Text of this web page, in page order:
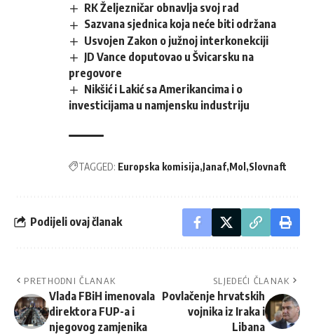
RK Željezničar obnavlja svoj rad
Sazvana sjednica koja neće biti održana
Usvojen Zakon o južnoj interkonekciji
JD Vance doputovao u Švicarsku na
pregovore
Nikšić i Lakić sa Amerikancima i o
investicijama u namjensku industriju
TAGGED: Europska komisija Janaf Mol Slovnaft
Podijeli ovaj članak
PRETHODNI ČLANAK
Vlada FBiH imenovala
direktora FUP-a i
njegovog zamjenika
SLJEDEĆI ČLANAK
Povlačenje hrvatskih
vojnika iz Iraka i
Libana